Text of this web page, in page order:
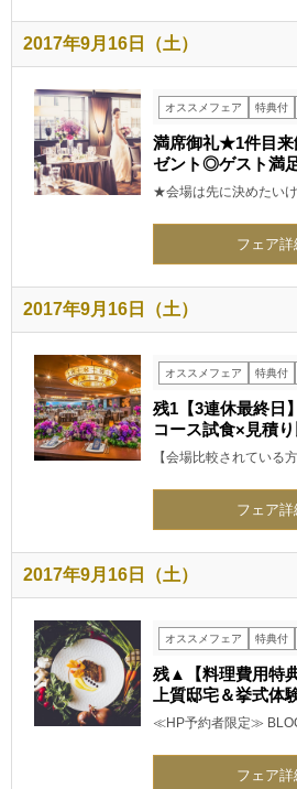
2017年9月16日（土）
オススメフェア 特典付
満席御礼★1件目来
ゼント◎ゲスト満
★会場は先に決めたい
フェア
2017年9月16日（土）
オススメフェア 特典付
残1【3連休最終日
コース試食×見積
【会場比較されている
フェア
2017年9月16日（土）
オススメフェア 特典付
残▲【料理費用特
上質邸宅＆挙式体
≪HP予約者限定≫
フェア